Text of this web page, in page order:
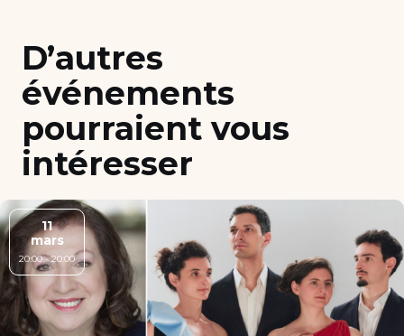
D’autres
événements
pourraient vous
intéresser
11
mars
20:00 - 20:00